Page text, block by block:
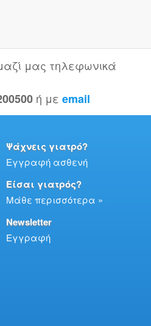
μας τηλεφωνικά
ή με email
Ψάχνεις γιατρό?
Εγγραφή ασθενή
Είσαι γιατρός?
Μάθε περισσότερα »
Newsletter
Εγγραφή